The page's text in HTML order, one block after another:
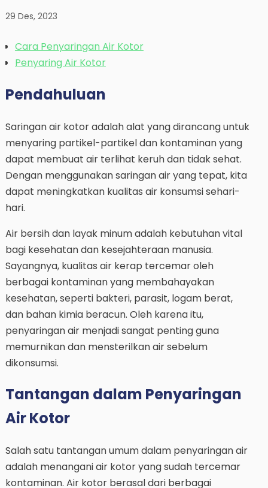
29 Des, 2023
Cara Penyaringan Air Kotor
Penyaring Air Kotor
Pendahuluan
Saringan air kotor adalah alat yang dirancang untuk
menyaring partikel-partikel dan kontaminan yang
dapat membuat air terlihat keruh dan tidak sehat.
Dengan menggunakan saringan air yang tepat, kita
dapat meningkatkan kualitas air konsumsi sehari-
hari.
Air bersih dan layak minum adalah kebutuhan vital
bagi kesehatan dan kesejahteraan manusia.
Sayangnya, kualitas air kerap tercemar oleh
berbagai kontaminan yang membahayakan
kesehatan, seperti bakteri, parasit, logam berat,
dan bahan kimia beracun. Oleh karena itu,
penyaringan air menjadi sangat penting guna
memurnikan dan mensterilkan air sebelum
dikonsumsi.
Tantangan dalam Penyaringan
Air Kotor
Salah satu tantangan umum dalam penyaringan air
adalah menangani air kotor yang sudah tercemar
kontaminan. Air kotor berasal dari berbagai